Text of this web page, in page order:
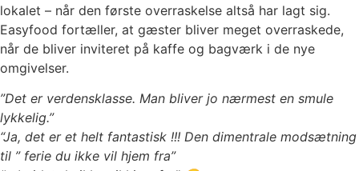
lokalet – når den første overraskelse altså har lagt sig.
Easyfood fortæller, at gæster bliver meget overraskede,
når de bliver inviteret på kaffe og bagværk i de nye
omgivelser.
”Det er verdensklasse. Man bliver jo nærmest en smule
lykkelig.”
“Ja, det er et helt fantastisk !!! Den dimentrale modsætning
til ” ferie du ikke vil hjem fra”